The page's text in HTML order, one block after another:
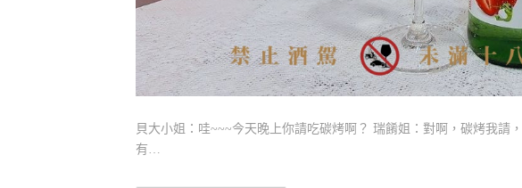
貝大小姐：哇~~~今天晚上你請吃碳烤啊？ 瑞餚姐：對啊，碳烤我請
有…